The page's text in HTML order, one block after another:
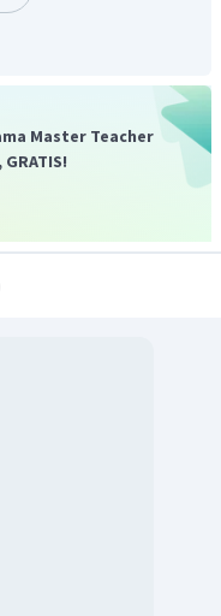
Master Teacher